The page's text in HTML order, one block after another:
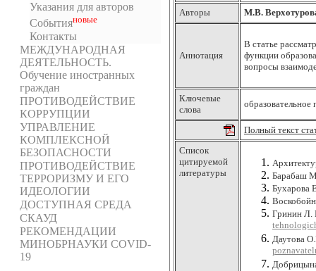
Указания для авторов
Событияновыe
Контакты
МЕЖДУНАРОДНАЯ
ДЕЯТЕЛЬНОСТЬ.
Обучение иностранных
граждан
ПРОТИВОДЕЙСТВИЕ
КОРРУПЦИИ
УПРАВЛЕНИЕ
КОМПЛЕКСНОЙ
БЕЗОПАСНОСТИ
ПРОТИВОДЕЙСТВИЕ
ТЕРРОРИЗМУ И ЕГО
ИДЕОЛОГИИ
ДОСТУПНАЯ СРЕДА
СКАУД
РЕКОМЕНДАЦИИ
МИНОБРНАУКИ COVID-
19
Авторы М.В.
Аннотация
В статье
функции
вопросы
Ключевые
слова
Полный текст
Список
цитируемой
литературы
Барабаш
Бухарова
Гринин Л.
Даутова